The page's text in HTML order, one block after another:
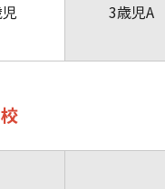
3歳児A